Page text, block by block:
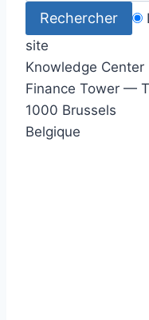
site
Knowledge Center
Finance Tower —
1000 Brussels
Belgique